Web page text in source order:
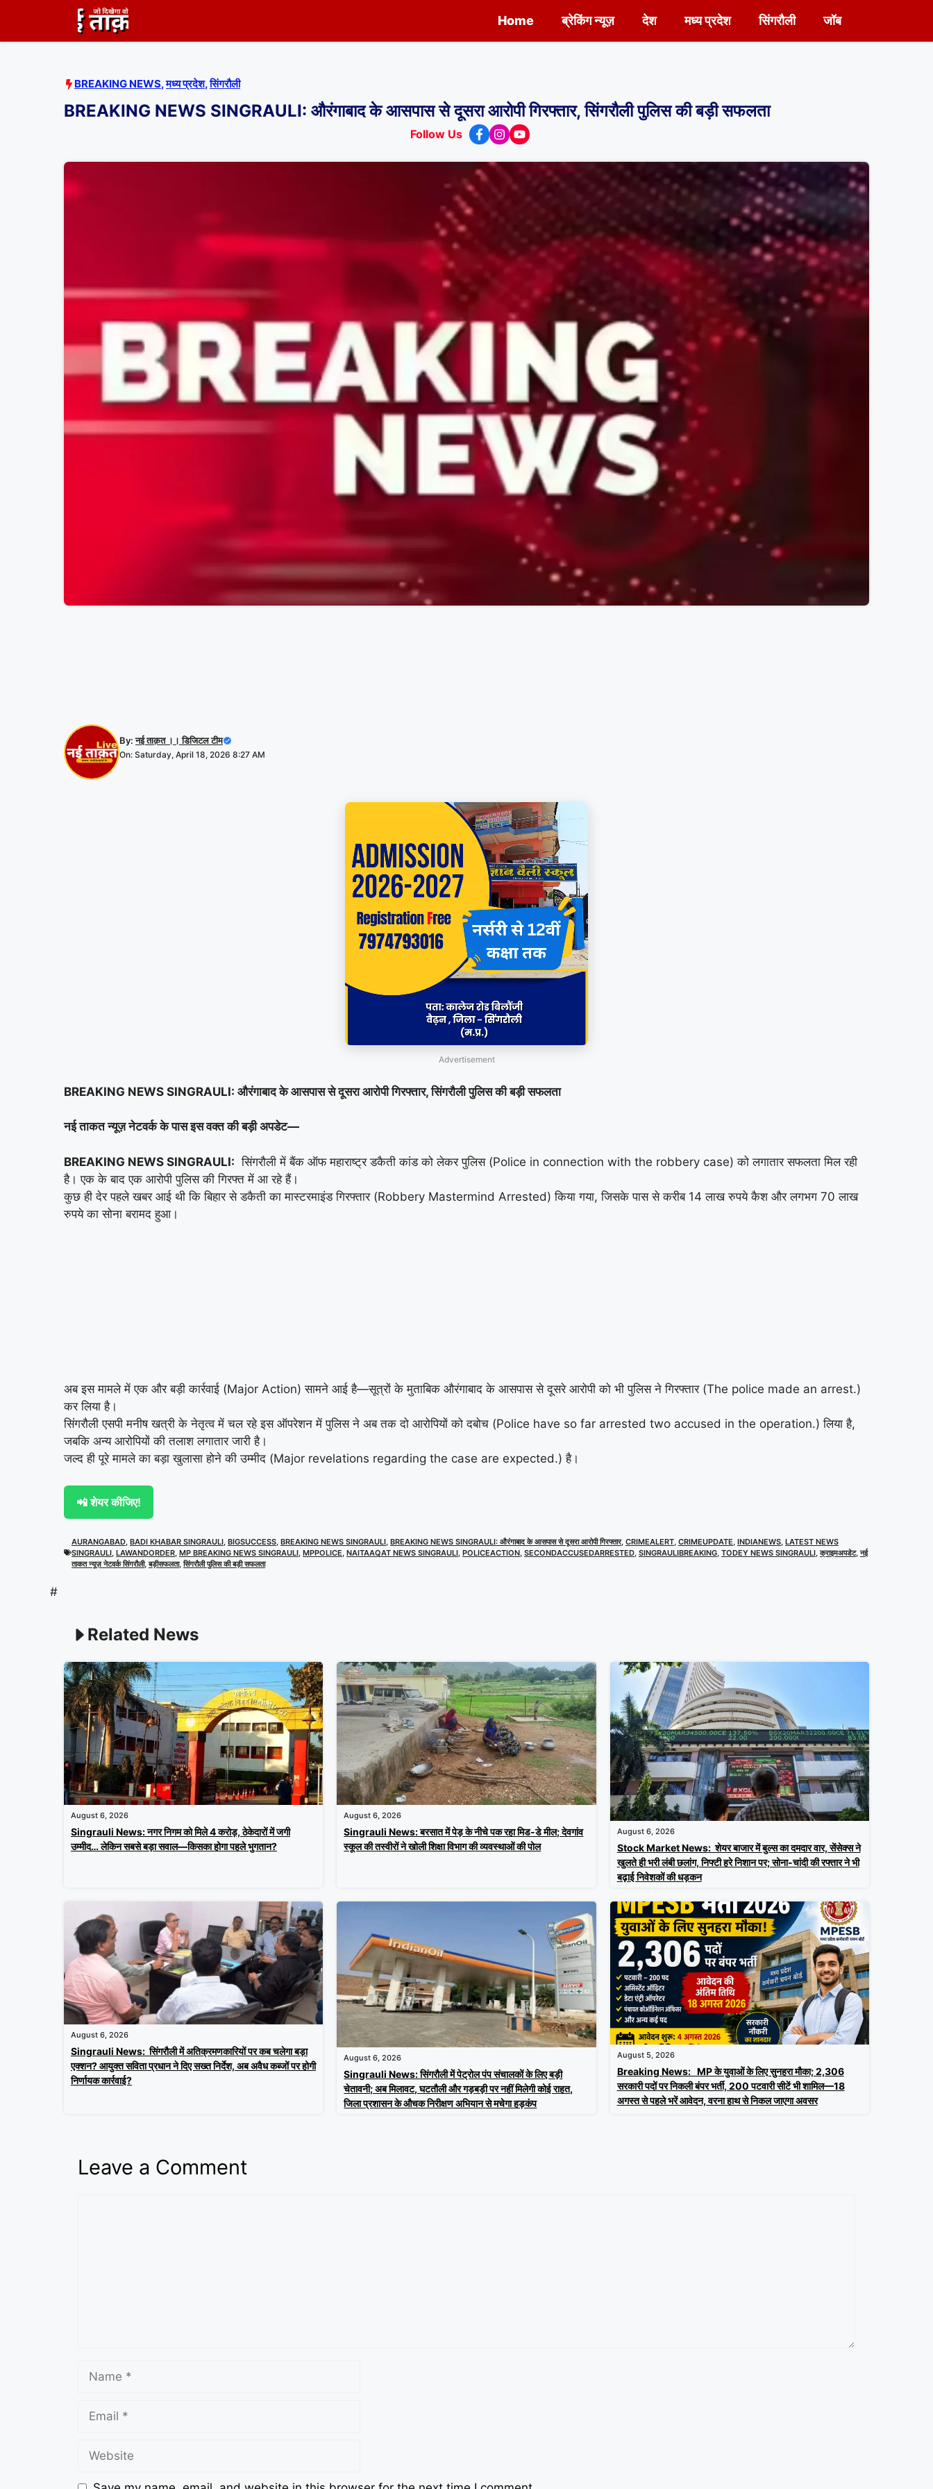
content
Home ब्रेकिंग न्यूज़ देश मध्य प्रदेश सिंगरौली जॉब
BREAKING NEWS,मध्य प्रदेश,सिंगरौली
BREAKING NEWS SINGRAULI: औरंगाबाद के आसपास से दूसरा आरोपी गिरफ्तार, सिंगरौली पुलिस की बड़ी सफलता
Follow Us
By:नई ताक़त ।। डिजिटल टीम
On: Saturday, April 18, 2026 8:27 AM
Advertisement
BREAKING NEWS SINGRAULI: औरंगाबाद के आसपास से दूसरा आरोपी गिरफ्तार, सिंगरौली पुलिस की बड़ी सफलता
नई ताकत न्यूज़ नेटवर्क के पास इस वक्त की बड़ी अपडेट—
BREAKING NEWS SINGRAULI: सिंगरौली में बैंक ऑफ महाराष्ट्र डकैती कांड को लेकर पुलिस (Police in connection with the robbery case) को लगातार सफलता मिल रही
है। एक के बाद एक आरोपी पुलिस की गिरफ्त में आ रहे हैं।
कुछ ही देर पहले खबर आई थी कि बिहार से डकैती का मास्टरमाइंड गिरफ्तार (Robbery Mastermind Arrested) किया गया, जिसके पास से करीब 14 लाख रुपये कैश और लगभग 70 लाख
रुपये का सोना बरामद हुआ।
अब इस मामले में एक और बड़ी कार्रवाई (Major Action) सामने आई है—सूत्रों के मुताबिक औरंगाबाद के आसपास से दूसरे आरोपी को भी पुलिस ने गिरफ्तार (The police made an arrest.)
कर लिया है।
सिंगरौली एसपी मनीष खत्री के नेतृत्व में चल रहे इस ऑपरेशन में पुलिस ने अब तक दो आरोपियों को दबोच (Police have so far arrested two accused in the operation.) लिया है,
जबकि अन्य आरोपियों की तलाश लगातार जारी है।
जल्द ही पूरे मामले का बड़ा खुलासा होने की उम्मीद (Major revelations regarding the case are expected.) है।
📲 शेयर कीजिए!
AURANGABAD, BADI KHABAR SINGRAULI, BIGSUCCESS, BREAKING NEWS SINGRAULI, BREAKING NEWS SINGRAULI: औरंगाबाद के आसपास से दूसरा आरोपी गिरफ्तार, CRIMEALERT, CRIMEUPDATE, INDIANEWS, LATEST NEWS
SINGRAULI, LAWANDORDER, MP BREAKING NEWS SINGRAULI, MPPOLICE, NAITAAQAT NEWS SINGRAULI, POLICEACTION, SECONDACCUSEDARRESTED, SINGRAULIBREAKING, TODEY NEWS SINGRAULI,क्राइमअपडेट,नई
ताकत न्यूज़ नेटवर्क सिंगरौली,बड़ीसफलता,सिंगरौली पुलिस की बड़ी सफलता
#
Related News
August 6, 2026
Singrauli News: नगर निगम को मिले 4 करोड़, ठेकेदारों में जगी
उम्मीद… लेकिन सबसे बड़ा सवाल—किसका होगा पहले भुगतान?
August 6, 2026
Singrauli News: बरसात में पेड़ के नीचे पक रहा मिड-डे मील; देवगांव
स्कूल की तस्वीरों ने खोली शिक्षा विभाग की व्यवस्थाओं की पोल
August 6, 2026
Stock Market News: शेयर बाजार में बुल्स का दमदार वार, सेंसेक्स ने
खुलते ही भरी लंबी छलांग, निफ्टी हरे निशान पर; सोना-चांदी की रफ्तार ने भी
बढ़ाई निवेशकों की धड़कन
August 6, 2026
Singrauli News: सिंगरौली में अतिक्रमणकारियों पर कब चलेगा बड़ा
एक्शन? आयुक्त सविता प्रधान ने दिए सख्त निर्देश, अब अवैध कब्जों पर होगी
निर्णायक कार्रवाई?
August 6, 2026
Singrauli News: सिंगरौली में पेट्रोल पंप संचालकों के लिए बड़ी
चेतावनी; अब मिलावट, घटतौली और गड़बड़ी पर नहीं मिलेगी कोई राहत,
जिला प्रशासन के औचक निरीक्षण अभियान से मचेगा हड़कंप
August 5, 2026
Breaking News: MP के युवाओं के लिए सुनहरा मौका; 2,306
सरकारी पदों पर निकली बंपर भर्ती, 200 पटवारी सीटें भी शामिल—18
अगस्त से पहले भरें आवेदन, वरना हाथ से निकल जाएगा अवसर
Leave a Comment
Name
Email
Website